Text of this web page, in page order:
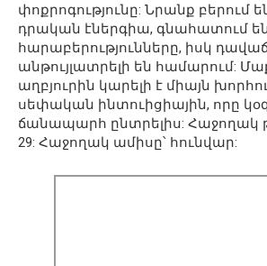
փոքրոգությունը: Նրանք բերում
դրական էներգիա, գնահատում
հարաբերությունները, իսկ
անթույլատրելի են համարում:
աղբյուրին կարելի է միայն
սեփական ինտուիցիային, որը
ճանապարհ ընտրելիս: Հաջողակ
29: Հաջողակ ամիսը՝ հունվար: